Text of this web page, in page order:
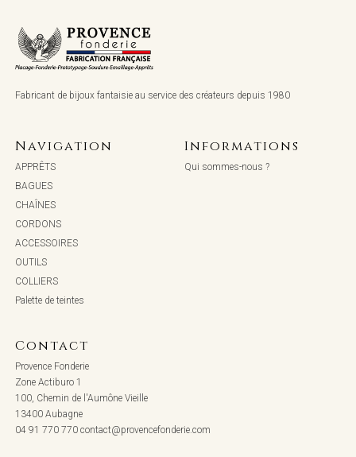
Fabricant de bijoux fantaisie au service des créateurs depuis 1980
Navigation
APPRÊTS
BAGUES
CHAÎNES
CORDONS
ACCESSOIRES
OUTILS
COLLIERS
Palette de teintes
Informations
Qui sommes-nous ?
Contact
Provence Fonderie
Zone Actiburo 1
100, Chemin de l'Aumône Vieille
13400 Aubagne
04 91 770 770 contact@provencefonderie.com